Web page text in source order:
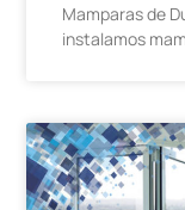
Mamparas de
instalamos